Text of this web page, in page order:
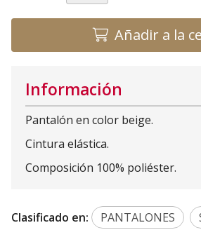
Añadir a la
Información
Pantalón en color beige.
Cintura elástica.
Composición 100% poliéster.
Clasificado en: PANTALONES